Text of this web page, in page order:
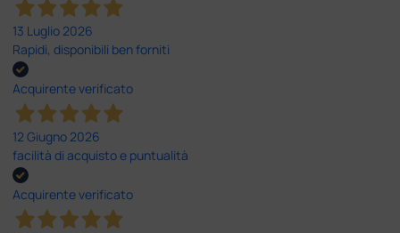
13 Luglio 2026
Rapidi, disponibili ben forniti
Acquirente verificato
12 Giugno 2026
facilità di acquisto e puntualità
Acquirente verificato